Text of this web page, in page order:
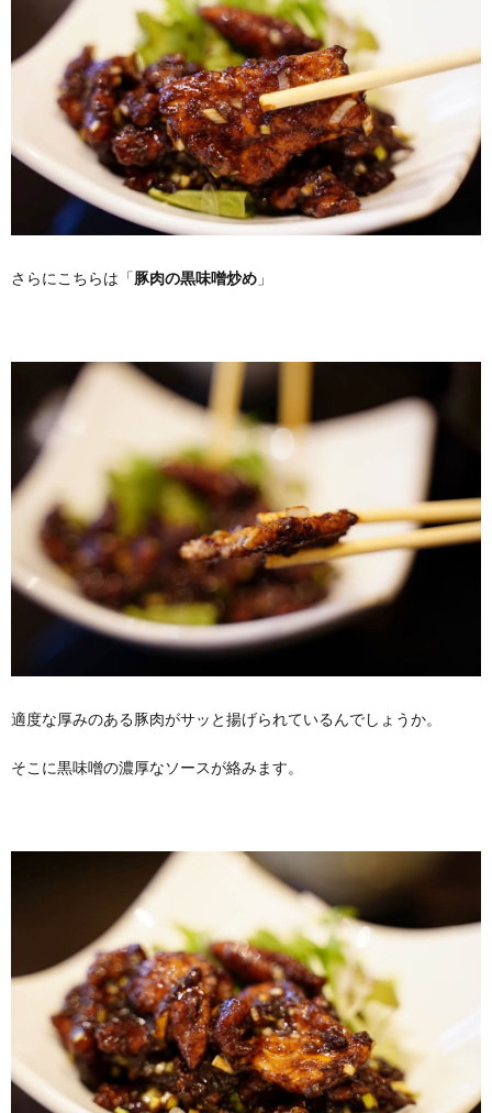
さらにこちらは「豚肉の黒味噌炒め 」
適度な厚みのある豚肉がサッと揚げられているんでしょうか。
そこに黒味噌の濃厚なソースが絡みます。